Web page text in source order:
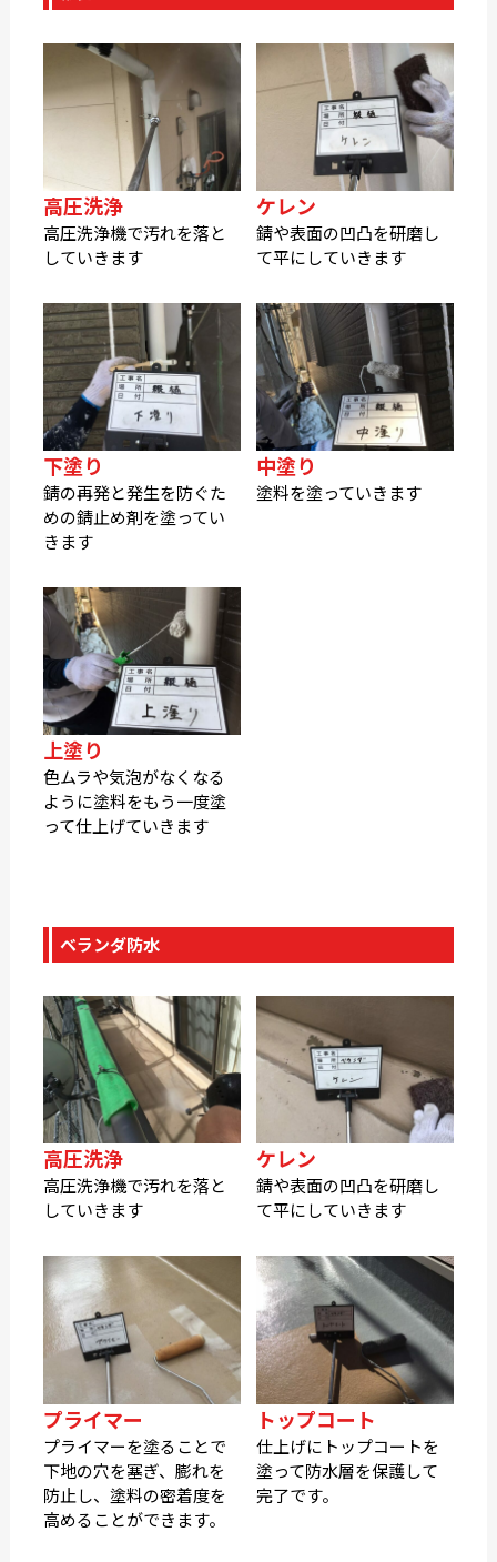
高圧洗浄
高圧洗浄機で汚れを落と
していきます
ケレン
錆や表面の凹凸を研磨し
て平にしていきます
下塗り
錆の再発と発生を防ぐた
めの錆止め剤を塗ってい
きます
中塗り
塗料を塗っていきます
上塗り
色ムラや気泡がなくなる
ように塗料をもう一度塗
って仕上げていきます
ベランダ防水
高圧洗浄
高圧洗浄機で汚れを落と
していきます
ケレン
錆や表面の凹凸を研磨し
て平にしていきます
プライマー
プライマーを塗ることで
下地の穴を塞ぎ、膨れを
防止し、塗料の密着度を
高めることができます。
トップコート
仕上げにトップコートを
塗って防水層を保護して
完了です。